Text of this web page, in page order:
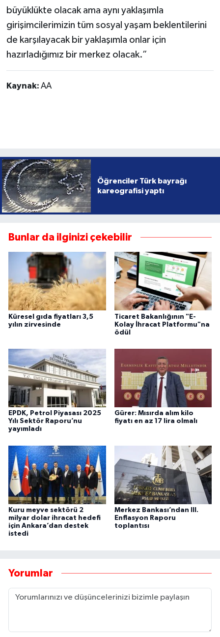
büyüklükte olacak ama aynı yaklaşımla
girişimcilerimizin tüm sosyal yaşam beklentilerini
de karşılayacak bir yaklaşımla onlar için
hazırladığımız bir merkez olacak.”
Kaynak: AA
Öğrenciler Türk bayrağı
kareografisi yaptı
Bunlar da ilginizi çekebilir
Küresel gıda fiyatları 3,5
yılın zirvesinde
Ticaret Bakanlığının "E-
Kolay İhracat Platformu"na
ödül
EPDK, Petrol Piyasası 2025
Yılı Sektör Raporu’nu
yayımladı
Gürer: Mısırda alım kilo
fiyatı en az 17 lira olmalı
Kuru meyve sektörü 2
milyar dolar ihracat hedefi
için Ankara’dan destek
istedi
Merkez Bankası’ndan III.
Enflasyon Raporu
toplantısı
Yorumlar